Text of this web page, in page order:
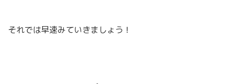
それでは早速みていきましょう！